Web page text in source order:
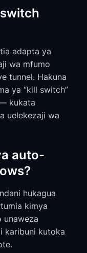
adapta ya
wa mfumo
tunnel. Hakuna
ya “kill switch”
kukata
uelekezaji wa
auto-
hukagua
kimya
unaweza
karibuni kutoka